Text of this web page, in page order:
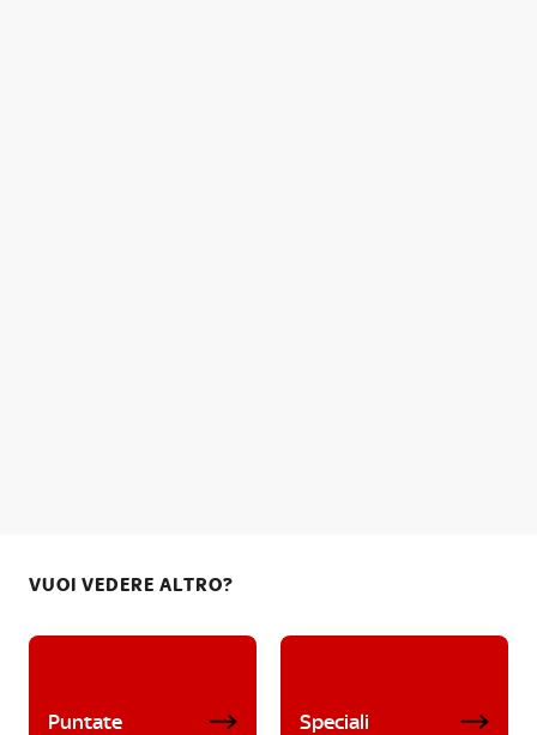
VUOI VEDERE ALTRO?
Puntate Speciali